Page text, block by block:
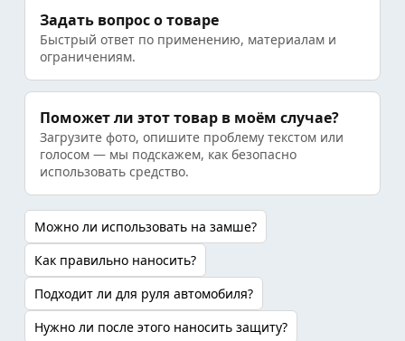
Задать вопрос о товаре
Быстрый ответ по применению, материалам и
ограничениям.
Поможет ли этот товар в моём случае?
Загрузите фото, опишите проблему текстом или
голосом — мы подскажем, как безопасно
использовать средство.
Можно ли использовать на замше?
Как правильно наносить?
Подходит ли для руля автомобиля?
Нужно ли после этого наносить защиту?